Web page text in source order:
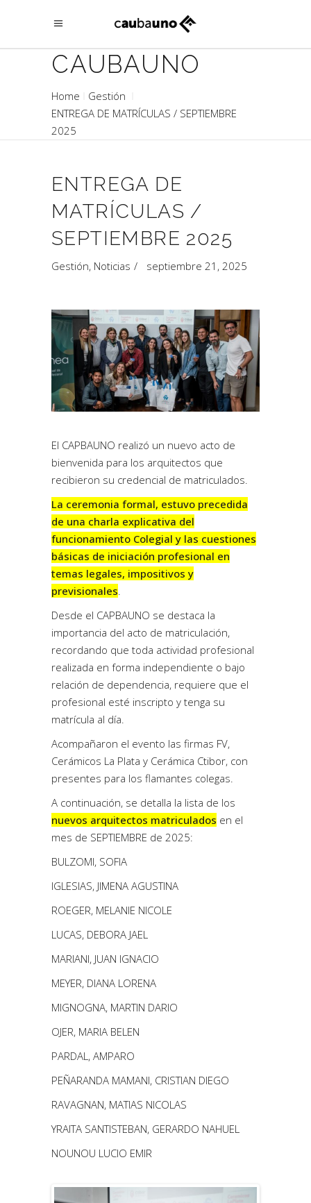
CAUBAUNO
Home
Gestión
ENTREGA DE MATRÍCULAS / SEPTIEMBRE
2025
ENTREGA DE
MATRÍCULAS /
SEPTIEMBRE 2025
Gestión, Noticias septiembre 21, 2025
El CAPBAUNO realizó un nuevo acto de
bienvenida para los arquitectos que
recibieron su credencial de matriculados.
La ceremonia formal, estuvo precedida
de una charla explicativa del
funcionamiento Colegial y las cuestiones
básicas de iniciación profesional en
temas legales, impositivos y
previsionales
Desde el CAPBAUNO se destaca la
importancia del acto de matriculación,
recordando que toda actividad profesional
realizada en forma independiente o bajo
relación de dependencia, requiere que el
profesional esté inscripto y tenga su
matrícula al día.
Acompañaron el evento las firmas FV,
Cerámicos La Plata y Cerámica Ctibor, con
presentes para los flamantes colegas.
A continuación, se detalla la lista de los
nuevos arquitectos matriculados en el
mes de SEPTIEMBRE de 2025:
BULZOMI, SOFIA
IGLESIAS, JIMENA AGUSTINA
ROEGER, MELANIE NICOLE
LUCAS, DEBORA JAEL
MARIANI, JUAN IGNACIO
MEYER, DIANA LORENA
MIGNOGNA, MARTIN DARIO
OJER, MARIA BELEN
PARDAL, AMPARO
PEÑARANDA MAMANI, CRISTIAN DIEGO
RAVAGNAN, MATIAS NICOLAS
YRAITA SANTISTEBAN, GERARDO NAHUEL
NOUNOU LUCIO EMIR